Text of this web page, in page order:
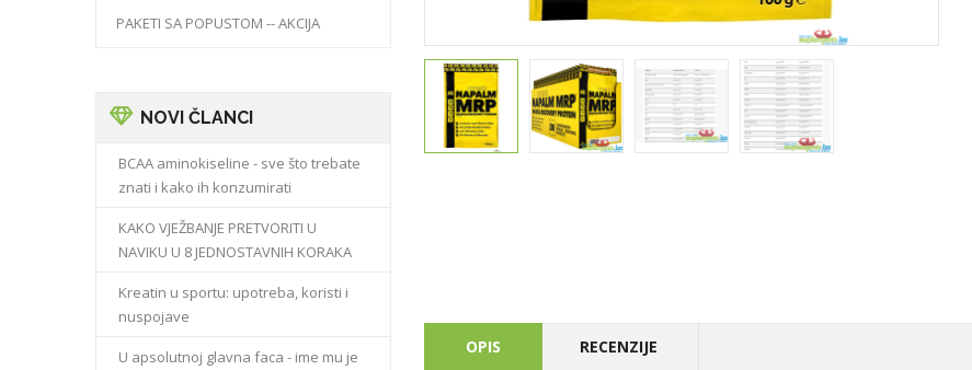
PAKETI SA POPUSTOM -- AKCIJA
NOVI ČLANCI
BCAA aminokiseline - sve što trebate
znati i kako ih konzumirati
KAKO VJEŽBANJE PRETVORITI U
NAVIKU U 8 JEDNOSTAVNIH KORAKA
Kreatin u sportu: upotreba, koristi i
nuspojave
U apsolutnoj glavna faca - ime mu je
OPIS RECENZIJE